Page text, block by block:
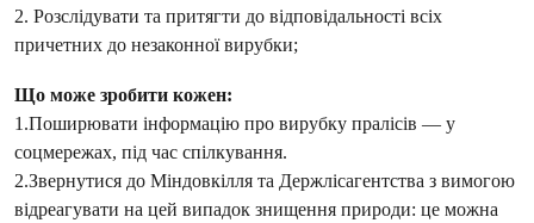
2. Розслідувати та притягти до відповідальності всіх
причетних до незаконної вирубки;
Що може зробити кожен:
1.Поширювати інформацію про вирубку пралісів — у
соцмережах, під час спілкування.
2.Звернутися до Міндовкілля та Держлісагентства з вимогою
відреагувати на цей випадок знищення природи: це можна